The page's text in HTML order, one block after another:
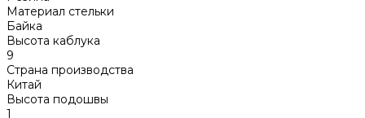
Материал стельки
Байка
Высота каблука
9
Страна производства
Китай
Высота подошвы
1